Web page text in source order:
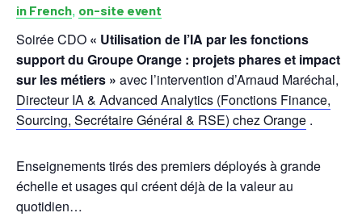
in French, on-site event
Soirée CDO « Utilisation de l’IA par les fonctions
support du Groupe Orange : projets phares et impact
sur les métiers » avec l’intervention d’Arnaud Maréchal,
Directeur IA & Advanced Analytics (Fonctions Finance,
Sourcing, Secrétaire Général & RSE) chez Orange .
Enseignements tirés des premiers déployés à grande
échelle et usages qui créent déjà de la valeur au
quotidien…